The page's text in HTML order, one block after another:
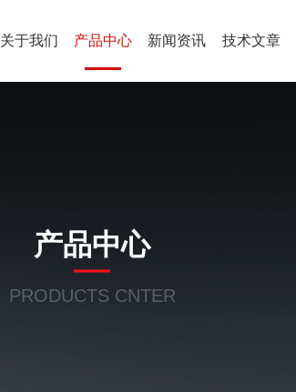
关于我们 产品中心 新闻资讯 技术文章
产品中心
PRODUCTS CNTER